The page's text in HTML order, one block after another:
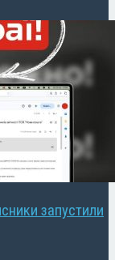
запустили